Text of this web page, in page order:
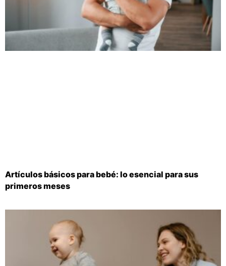
Artículos básicos para bebé: lo esencial para sus
primeros meses